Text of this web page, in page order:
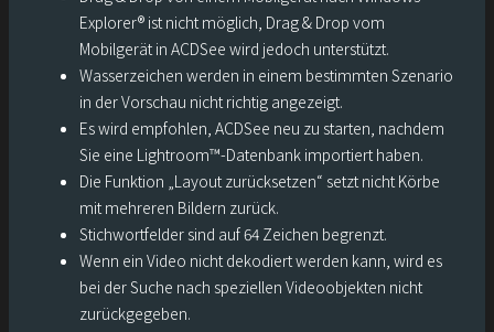
Explorer® ist nicht möglich, Drag & Drop vom
Mobilgerät in ACDSee wird jedoch unterstützt.
Wasserzeichen werden in einem bestimmten Szenario
in der Vorschau nicht richtig angezeigt.
Es wird empfohlen, ACDSee neu zu starten, nachdem
Sie eine Lightroom™-Datenbank importiert haben.
Die Funktion „Layout zurücksetzen“ setzt nicht Körbe
mit mehreren Bildern zurück.
Stichwortfelder sind auf 64 Zeichen begrenzt.
Wenn ein Video nicht dekodiert werden kann, wird es
bei der Suche nach speziellen Videoobjekten nicht
zurückgegeben.